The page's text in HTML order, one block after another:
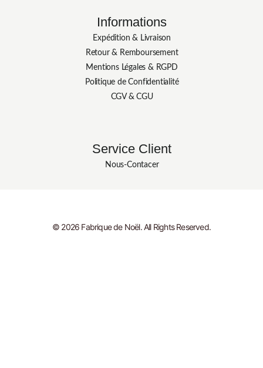
Informations
Expédition & Livraison
Retour & Remboursement
Mentions Légales & RGPD
Politique de Confidentialité
CGV & CGU
Service Client
Nous-Contacer
© 2026 Fabrique de Noël. All Rights Reserved.